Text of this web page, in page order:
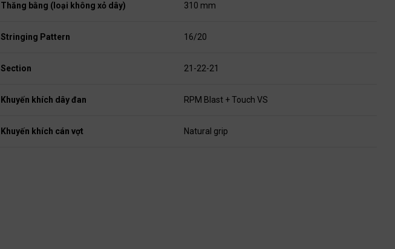
Thăng bằng (loại không xỏ dây) 310 mm
Stringing Pattern 16/20
Section 21-22-21
Khuyến khích dây đan RPM Blast + Touch VS
Khuyến khích cán vợt Natural grip